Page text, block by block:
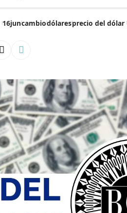
16juncambiodólaresprecio del dólar